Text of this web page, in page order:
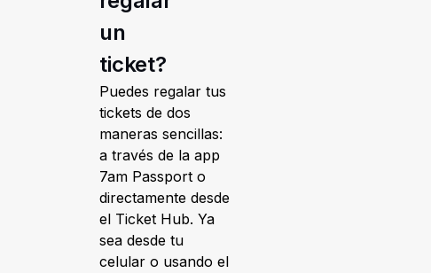
un
ticket?
Puedes regalar tus
tickets de dos
maneras sencillas:
a través de la app
7am Passport o
directamente desde
el Ticket Hub. Ya
sea desde tu
celular o usando el